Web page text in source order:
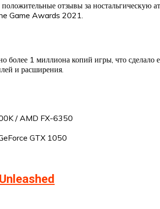
отзывы за ностальгическую
Game Awards 2021.
1 миллиона копий игры, что сделало
и расширения.
/ AMD FX-6350
GTX 1050